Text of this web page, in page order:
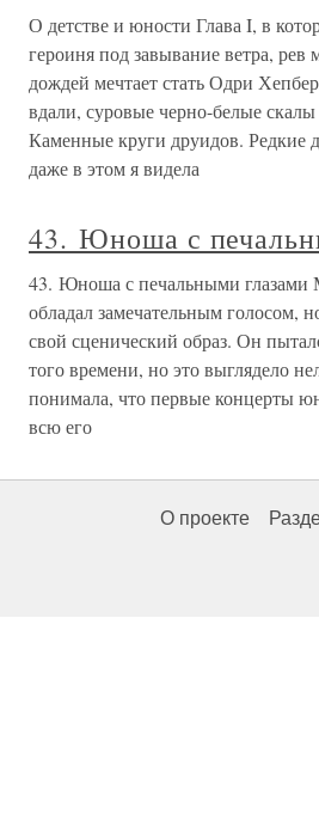
О детстве и юности Глава I, в
героиня под завывание ветра,
дождей мечтает стать Одри
вдали, суровые черно-белые скалы
Каменные круги друидов. Редкие
даже в этом я видела
43. Юноша с
43. Юноша с печальными глазами
обладал замечательным голосом,
свой сценический образ. Он
того времени, но это выглядело
понимала, что первые концерты
всю его
О проекте